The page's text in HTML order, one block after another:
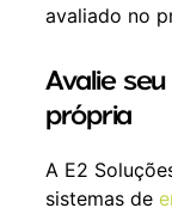
avaliado no
Avalie
própria
A E2
sistemas de